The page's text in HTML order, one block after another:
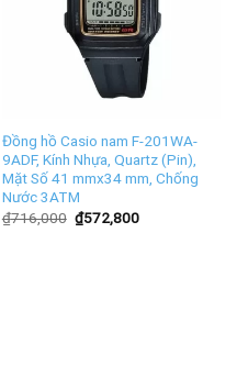
Đồng hồ Casio nam F-201WA-
9ADF, Kính Nhựa, Quartz (Pin),
Mặt Số 41 mmx34 mm, Chống
Nước 3ATM
₫716,000 ₫572,800